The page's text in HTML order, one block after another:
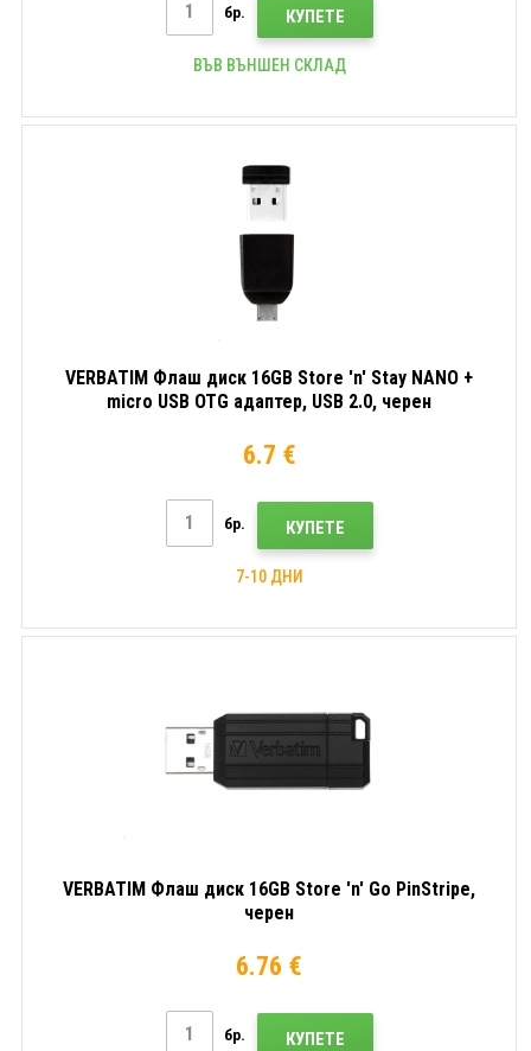
бр. КУПЕТЕ
ВЪВ ВЪНШЕН СКЛАД
VERBATIM Флаш диск 16GB Store 'n' Stay NANO +
micro USB OTG адаптер, USB 2.0, черен
6.7 €
бр. КУПЕТЕ
7-10 ДНИ
VERBATIM Флаш диск 16GB Store 'n' Go PinStripe,
черен
6.76 €
бр. КУПЕТЕ